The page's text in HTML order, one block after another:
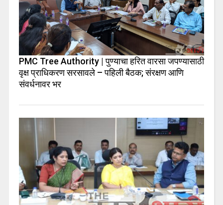
PMC Tree Authority | पुण्याचा हरित वारसा जपण्यासाठी
वृक्ष प्राधिकरण सरसावले – पहिली बैठक; संरक्षण आणि
संवर्धनावर भर